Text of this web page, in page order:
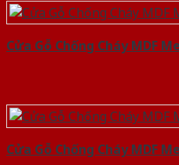
Cửa Gỗ Chống Cháy MDF
Cửa Gỗ Chống Cháy MDF